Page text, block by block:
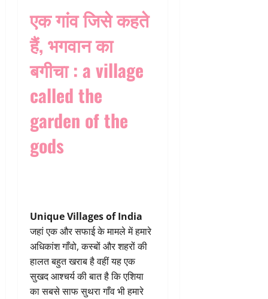
एक गांव जिसे कहते
हैं, भगवान का
बगीचा: a village
called the
garden of the
gods
Unique Villages of India
जहां एक और सफाई के मामले में हमारे
अधिकांश गाँवो, कस्बों और शहरों की
हालत बहुत खराब है वहीं यह एक
सुखद आश्चर्य की बात है कि एशिया
का सबसे साफ सुथरा गाँव भी हमारे